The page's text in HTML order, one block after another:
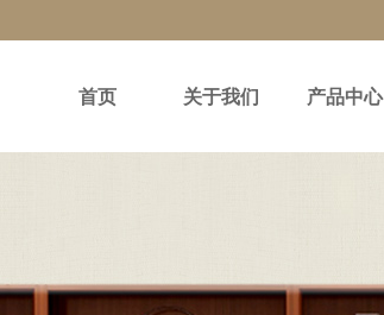
首页 关于我们 产品中心